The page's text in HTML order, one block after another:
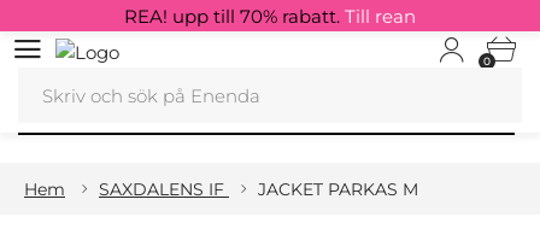
0
REA! upp till 70% rabatt. Till rean
Hem SAXDALENS IF JACKET PARKAS M